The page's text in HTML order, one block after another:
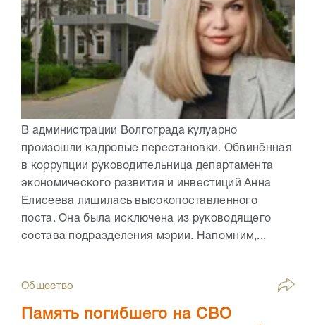
В администрации Волгограда кулуарно
произошли кадровые перестановки. Обвинённая
в коррупции руководительница департамента
экономического развития и инвестиций Анна
Елисеева лишилась высокопоставленного
поста. Она была исключена из руководящего
состава подразделения мэрии. Напомним,...
Общество
Память погибшего на СВО